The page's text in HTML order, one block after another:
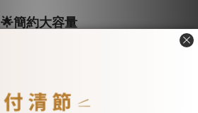
🌟簡約大容量
🌟超滑順拉鍊